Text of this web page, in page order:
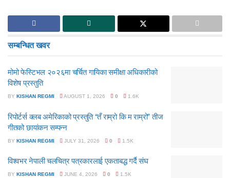
सम्बन्धितखवर
मोमो फेस्टिभल २०२६मा चर्चित गायिका समीक्षा अधिकारीको
विशेष प्रस्तुति
BY KISHAN REGMI AUGUST 1, 2026 0 1.6K
रिपोर्टर्स क्लब अमेरिकाको प्रस्तुति “तँ राम्रो कि म राम्रो” तीज
गीतको छायांकन सम्पन्न
BY KISHAN REGMI JULY 31, 2026 0 1.5K
विश्वभर नेपाली चलचित्र पत्रकारलाई एकताबद्ध गर्दै संघ
BY KISHAN REGMI JUNE 4, 2026 0 1.5K